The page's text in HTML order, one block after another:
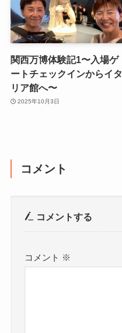
関西万博体験記1〜入場ゲ
ートチェックインからイタ
リア館へ〜
2025年10月3日
コメント
コメントする
コメント ※